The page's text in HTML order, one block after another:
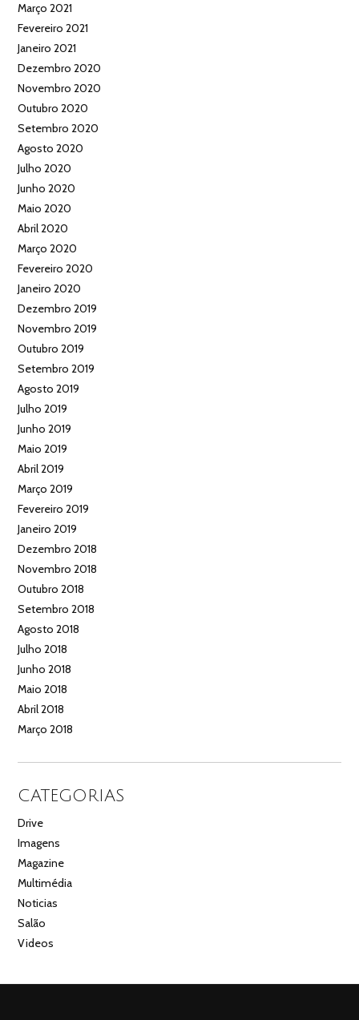
Março 2021
Fevereiro 2021
Janeiro 2021
Dezembro 2020
Novembro 2020
Outubro 2020
Setembro 2020
Agosto 2020
Julho 2020
Junho 2020
Maio 2020
Abril 2020
Março 2020
Fevereiro 2020
Janeiro 2020
Dezembro 2019
Novembro 2019
Outubro 2019
Setembro 2019
Agosto 2019
Julho 2019
Junho 2019
Maio 2019
Abril 2019
Março 2019
Fevereiro 2019
Janeiro 2019
Dezembro 2018
Novembro 2018
Outubro 2018
Setembro 2018
Agosto 2018
Julho 2018
Junho 2018
Maio 2018
Abril 2018
Março 2018
CATEGORIAS
Drive
Imagens
Magazine
Multimédia
Noticias
Salão
Videos